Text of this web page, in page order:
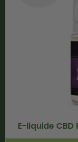
E-liquide